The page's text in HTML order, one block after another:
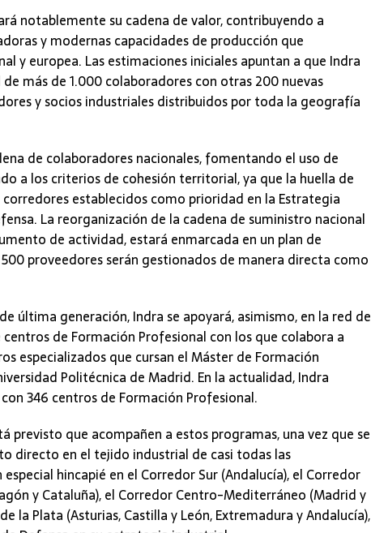
notablemente su cadena de valor, contribuyendo a
y modernas capacidades de producción que
y europea. Las estimaciones iniciales apuntan a que Indra
más de 1.000 colaboradores con otras 200 nuevas
y socios industriales distribuidos por toda la geografía
de colaboradores nacionales, fomentando el uso de
a los criterios de cohesión territorial, ya que la huella de
establecidos como prioridad en la Estrategia
La reorganización de la cadena de suministro nacional
de actividad, estará enmarcada en un plan de
proveedores serán gestionados de manera directa como
última generación, Indra se apoyará, asimismo, en la red de
centros de Formación Profesional con los que colabora a
especializados que cursan el Máster de Formación
Politécnica de Madrid. En la actualidad, Indra
346 centros de Formación Profesional.
previsto que acompañen a estos programas, una vez que se
directo en el tejido industrial de casi todas las
hincapié en el Corredor Sur (Andalucía), el Corredor
y Cataluña), el Corredor Centro-Mediterráneo (Madrid y
la Plata (Asturias, Castilla y León, Extremadura y Andalucía),